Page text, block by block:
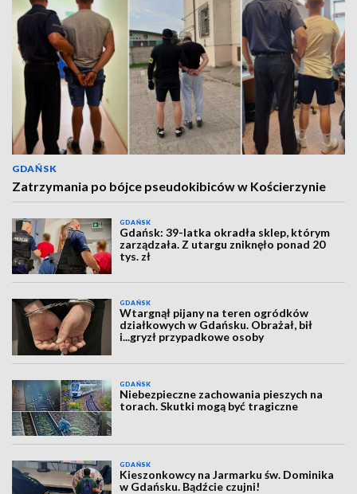
GDAŃSK
Zatrzymania po bójce pseudokibiców w Kościerzynie
GDAŃSK
Gdańsk: 39-latka okradła sklep, którym
zarządzała. Z utargu zniknęło ponad 20
tys. zł
GDAŃSK
Wtargnął pijany na teren ogródków
działkowych w Gdańsku. Obrażał, bił
i...gryzł przypadkowe osoby
GDAŃSK
Niebezpieczne zachowania pieszych na
torach. Skutki mogą być tragiczne
GDAŃSK
Kieszonkowcy na Jarmarku św. Dominika
w Gdańsku. Bądźcie czujni!